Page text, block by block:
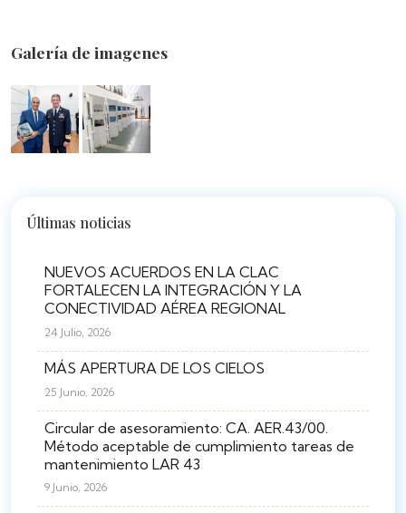
Galería de imagenes
Últimas noticias
NUEVOS ACUERDOS EN LA CLAC
FORTALECEN LA INTEGRACIÓN Y LA
CONECTIVIDAD AÉREA REGIONAL
24 Julio, 2026
MÁS APERTURA DE LOS CIELOS
25 Junio, 2026
Circular de asesoramiento: CA. AER.43/00.
Método aceptable de cumplimiento tareas de
mantenimiento LAR 43
9 Junio, 2026